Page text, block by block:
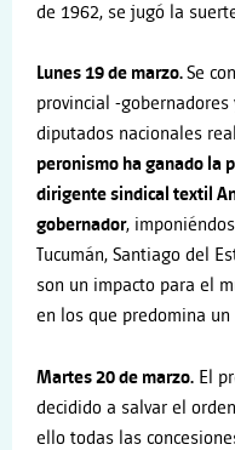
de 1962, se jugó la
Lunes 19 de marzo.Se
provincial -
diputados nacionales
peronismo ha ganado la
dirigente sindical textil
gobernador,
Tucumán, Santiago del
son un impacto para el
en los que predomina
Martes 20 de marzo. El
decidido a salvar el
ello todas las